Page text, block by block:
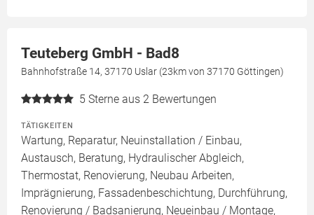
Teuteberg GmbH - Bad8
Bahnhofstraße 14, 37170 Uslar (23km von 37170 Göttingen)
5 Sterne aus 2 Bewertungen
TÄTIGKEITEN
Wartung, Reparatur, Neuinstallation / Einbau,
Austausch, Beratung, Hydraulischer Abgleich,
Thermostat, Renovierung, Neubau Arbeiten,
Imprägnierung, Fassadenbeschichtung, Durchführung,
Renovierung / Badsanierung, Neueinbau / Montage,